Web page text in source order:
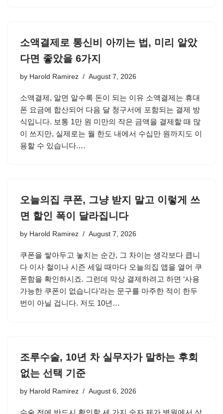
소액결제로 통신비 아끼는 법, 미리 알았
다면 좋았을 6가지
by Harold Ramirez August 7, 2026
소액결제, 알면 알수록 돈이 되는 이유 소액결제는 휴대
폰 요금에 합산되어 다음 달 청구서에 포함되는 결제 방
식입니다. 보통 1만 원 미만의 작은 금액을 결제할 때 많
이 쓰지만, 실제로는 월 한도 내에서 수십만 원까지도 이
용할 수 있습니다.…
오늘의집 쿠폰, 그냥 받지 말고 이렇게 쓰
면 할인 폭이 달라집니다
by Harold Ramirez August 7, 2026
쿠폰을 쌓아두고 놓치는 순간, 그 차이는 생각보다 큽니
다 이사 철이나 시즌 세일 때마다 오늘의집 앱을 열어 쿠
폰함을 확인하시죠. 그런데 막상 결제하려고 하면 ‘사용
가능한 쿠폰이 없습니다’라는 문구를 마주한 적이 한두
번이 아닐 겁니다. 저도 10년…
조루수술, 10년 차 실무자가 말하는 후회
없는 선택 기준
by Harold Ramirez August 6, 2026
수술 전에 반드시 확인할 세 가지 숫자 제가 병원에서 상